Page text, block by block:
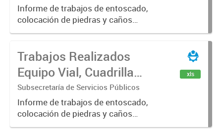
Informe de trabajos de entoscado,
colocación de piedras y caños
(zanjeo - cruce de calles) Informe
construcción, colocación de tapa
registro, reparación...
Trabajos Realizados
Equipo Vial, Cuadrilla
Bacheo, Servicio
Eléctrico - Noviembre
2021
Subsecretaría de Servicios Públicos
Informe de trabajos de entoscado,
colocación de piedras y caños
(zanjeo - cruce de calles) Informe
xls